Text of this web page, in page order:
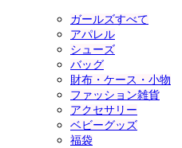
ガールズすべて
アパレル
シューズ
バッグ
財布・ケース・小物
ファッション雑貨
アクセサリー
ベビーグッズ
福袋